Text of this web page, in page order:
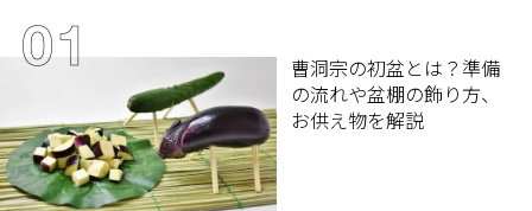
曹洞宗の初盆とは？準備
の流れや盆棚の飾り方、
お供え物を解説